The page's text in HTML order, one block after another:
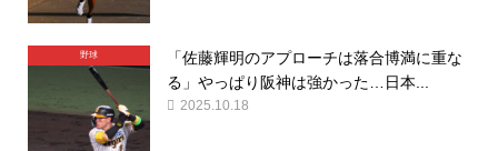
野球
「佐藤輝明のアプローチは落合博満に重な
る」やっぱり阪神は強かった…日本...
2025.10.18